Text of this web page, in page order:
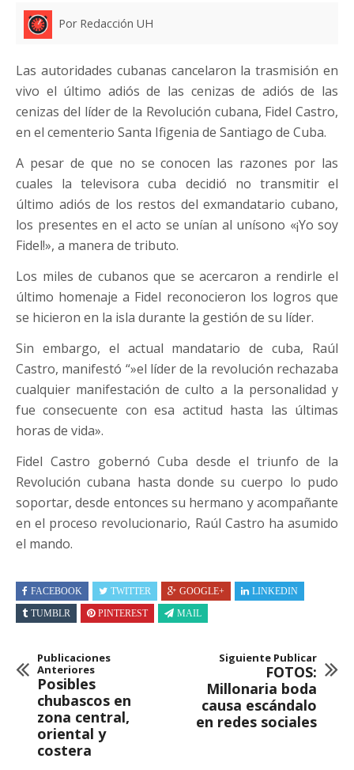
Por Redacción UH
Las autoridades cubanas cancelaron la trasmisión en
vivo el último adiós de las cenizas de adiós de las
cenizas del líder de la Revolución cubana, Fidel Castro,
en el cementerio Santa Ifigenia de Santiago de Cuba.
A pesar de que no se conocen las razones por las
cuales la televisora cuba decidió no transmitir el
último adiós de los restos del exmandatario cubano,
los presentes en el acto se unían al unísono «¡Yo soy
Fidel!», a manera de tributo.
Los miles de cubanos que se acercaron a rendirle el
último homenaje a Fidel reconocieron los logros que
se hicieron en la isla durante la gestión de su líder.
Sin embargo, el actual mandatario de cuba, Raúl
Castro, manifestó “»el lí­der de la revolución rechazaba
cualquier manifestación de culto a la personalidad y
fue consecuente con esa actitud hasta las últimas
horas de vida».
Fidel Castro gobernó Cuba desde el triunfo de la
Revolución cubana hasta donde su cuerpo lo pudo
soportar, desde entonces su hermano y acompañante
en el proceso revolucionario, Raúl Castro ha asumido
el mando.
FACEBOOK TWITTER GOOGLE+
LINKEDIN
TUMBLR
PINTEREST MAIL
Publicaciones
Anteriores
Posibles
chubascos en
zona central,
oriental y
costera
Siguiente Publicar
FOTOS:
Millonaria boda
causa escándalo
en redes sociales